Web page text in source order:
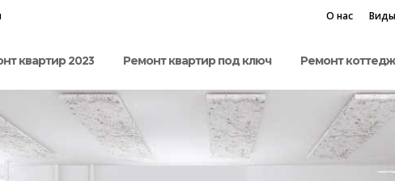
О нас
квартир 2023 Ремонт квартир под ключ Ремонт